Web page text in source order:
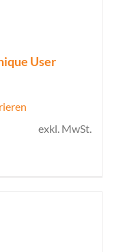
User
exkl. MwSt.